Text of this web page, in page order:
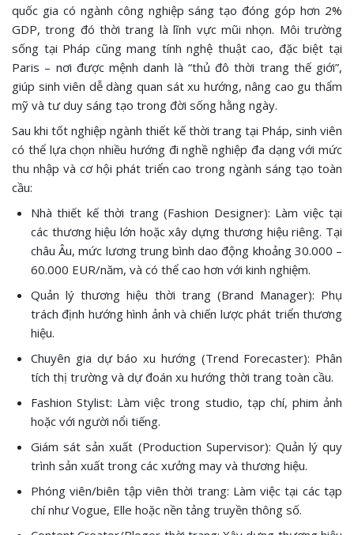
quốc gia có ngành công nghiệp sáng tạo đóng góp hơn 2%
GDP, trong đó thời trang là lĩnh vực mũi nhọn. Môi trường
sống tại Pháp cũng mang tính nghệ thuật cao, đặc biệt tại
Paris – nơi được mệnh danh là “thủ đô thời trang thế giới”,
giúp sinh viên dễ dàng quan sát xu hướng, nâng cao gu thẩm
mỹ và tư duy sáng tạo trong đời sống hằng ngày.
Sau khi tốt nghiệp ngành thiết kế thời trang tại Pháp, sinh viên
có thể lựa chọn nhiều hướng đi nghề nghiệp đa dạng với mức
thu nhập và cơ hội phát triển cao trong ngành sáng tạo toàn
cầu:
Nhà thiết kế thời trang (Fashion Designer): Làm việc tại
các thương hiệu lớn hoặc xây dựng thương hiệu riêng. Tại
châu Âu, mức lương trung bình dao động khoảng 30.000 –
60.000 EUR/năm, và có thể cao hơn với kinh nghiệm.
Quản lý thương hiệu thời trang (Brand Manager): Phụ
trách định hướng hình ảnh và chiến lược phát triển thương
hiệu.
Chuyên gia dự báo xu hướng (Trend Forecaster): Phân
tích thị trường và dự đoán xu hướng thời trang toàn cầu.
Fashion Stylist: Làm việc trong studio, tạp chí, phim ảnh
hoặc với người nổi tiếng.
Giám sát sản xuất (Production Supervisor): Quản lý quy
trình sản xuất trong các xưởng may và thương hiệu.
Phóng viên/biên tập viên thời trang: Làm việc tại các tạp
chí như Vogue, Elle hoặc nền tảng truyền thông số.